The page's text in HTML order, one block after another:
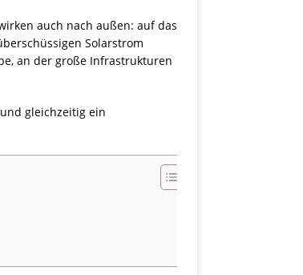
auch nach außen: auf das
Solarstrom
an der große Infrastrukturen
gleichzeitig ein